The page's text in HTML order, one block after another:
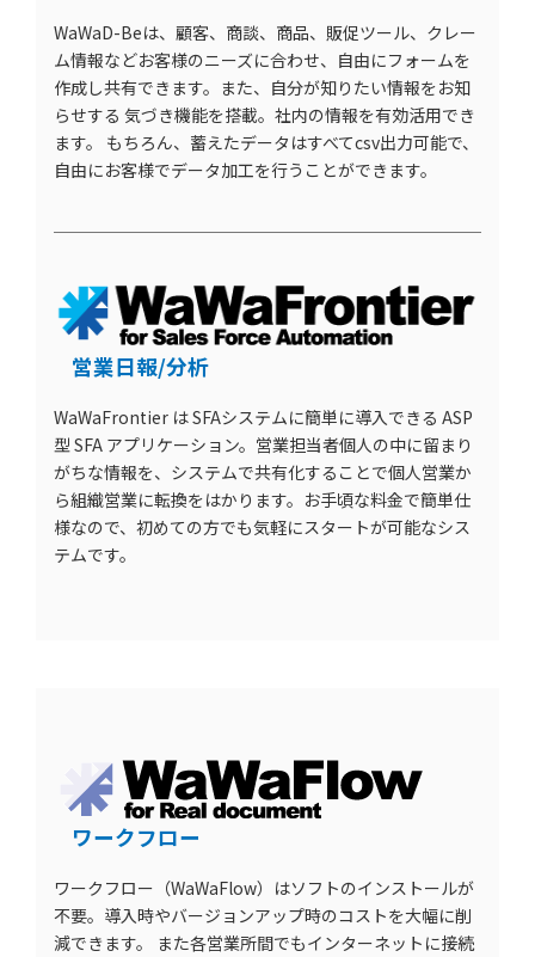
WaWaD-Beは、顧客、商談、商品、販促ツール、クレー
ム情報などお客様のニーズに合わせ、自由にフォームを
作成し共有できます。また、自分が知りたい情報をお知
らせする 気づき機能を搭載。社内の情報を有効活用でき
ます。 もちろん、蓄えたデータはすべてcsv出力可能で、
自由にお客様でデータ加工を行うことができます。
営業日報/分析
WaWaFrontier は SFAシステムに簡単に導入できる ASP
型 SFA アプリケーション。営業担当者個人の中に留まり
がちな情報を、システムで共有化することで個人営業か
ら組織営業に転換をはかります。お手頃な料金で簡単仕
様なので、初めての方でも気軽にスタートが可能なシス
テムです。
ワークフロー
ワークフロー（WaWaFlow）はソフトのインストールが
不要。導入時やバージョンアップ時のコストを大幅に削
減できます。 また各営業所間でもインターネットに接続